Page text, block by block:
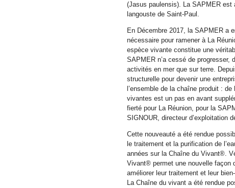
(Jasus paulensis). La SAPMER est
langouste de Saint-Paul.
En Décembre 2017, la SAPMER a
nécessaire pour ramener à La
espèce vivante constitue une
SAPMER n’a cessé de progresser,
activités en mer que sur terre.
structurelle pour devenir une
l’ensemble de la chaîne produit :
vivantes est un pas en avant
fierté pour La Réunion, pour la
SIGNOUR, directeur d’exploitation
Cette nouveauté a été rendue
le traitement et la purification de
années sur la Chaîne du Vivant®.
Vivant® permet une nouvelle façon
améliorer leur traitement et leur
La Chaîne du vivant a été rendue